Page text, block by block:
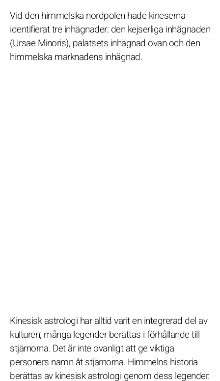
Vid den himmelska nordpolen hade kineserna
identifierat tre inhägnader: den kejserliga inhägnaden
(Ursae Minoris), palatsets inhägnad ovan och den
himmelska marknadens inhägnad.
Kinesisk astrologi har alltid varit en integrerad del av
kulturen; många legender berättas i förhållande till
stjärnorna. Det är inte ovanligt att ge viktiga
personers namn åt stjärnorna. Himmelns historia
berättas av kinesisk astrologi genom dess legender.